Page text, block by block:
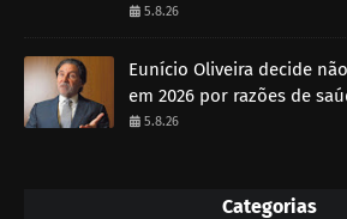
5.8.26
Eunício Oliveira decide
em 2026 por razões de
5.8.26
Categorias